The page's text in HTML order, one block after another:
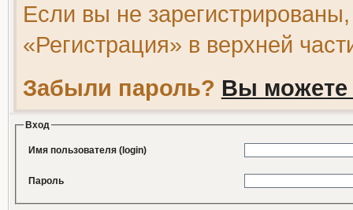
Если вы не
«Регистрация» в верхней
Забыли пароль? Вы можете
Вход
Имя пользователя (login)
Пароль